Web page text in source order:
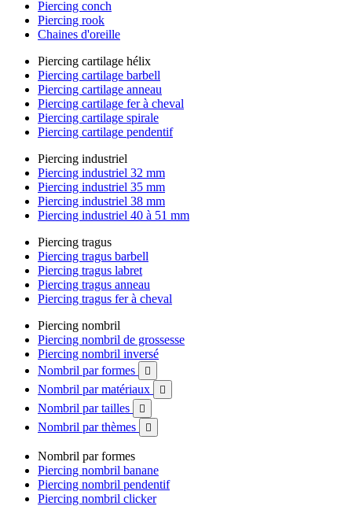
Piercing conch
Piercing rook
Chaines d'oreille
Piercing cartilage hélix
Piercing cartilage barbell
Piercing cartilage anneau
Piercing cartilage fer à cheval
Piercing cartilage spirale
Piercing cartilage pendentif
Piercing industriel
Piercing industriel 32 mm
Piercing industriel 35 mm
Piercing industriel 38 mm
Piercing industriel 40 à 51 mm
Piercing tragus
Piercing tragus barbell
Piercing tragus labret
Piercing tragus anneau
Piercing tragus fer à cheval
Piercing nombril
Piercing nombril de grossesse
Piercing nombril inversé
Nombril par formes

Nombril par matériaux 
Nombril par tailles 
Nombril par thèmes 
Nombril par formes
Piercing nombril banane
Piercing nombril pendentif
Piercing nombril clicker